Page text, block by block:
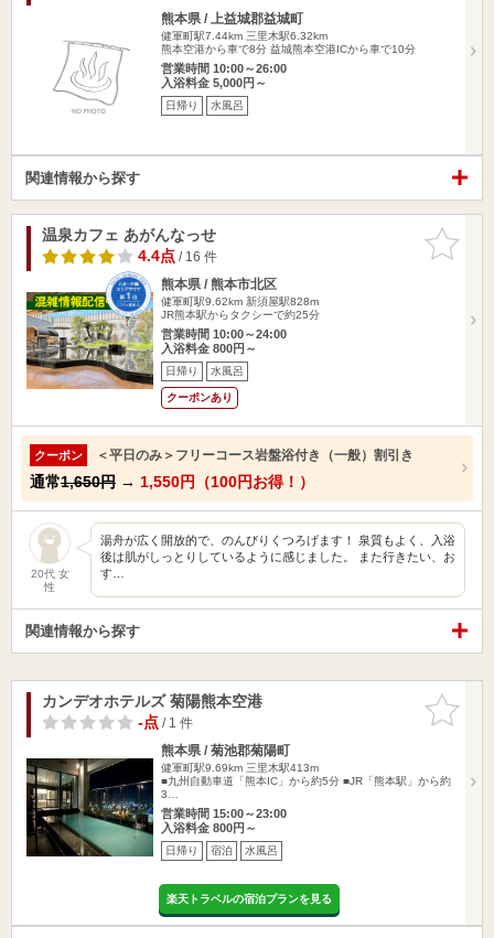
熊本県 / 上益城郡益城町
健軍町駅7.44km 三里木駅6.32km
熊本空港から車で8分 益城熊本空港ICから車で10分
営業時間 10:00～26:00
入浴料金 5,000円～
日帰り 水風呂
関連情報から探す
お気に入
りに追加
温泉カフェ あがんなっせ
4.4点/ 16 件
熊本県 / 熊本市北区
健軍町駅9.62km 新須屋駅828m
JR熊本駅からタクシーで約25分
営業時間 10:00～24:00
入浴料金 800円～
日帰り 水風呂
クーポンあり
クーポン ＜平日のみ＞フリーコース岩盤浴付き（一般）割引き
通常1,650円 → 1,550円（100円お得！）
20代 女
性
湯舟が広く開放的で、のんびりくつろげます！ 泉質もよく、入浴
後は肌がしっとりしているように感じました。 また行きたい、お
す…
関連情報から探す
お気に入
りに追加
カンデオホテルズ 菊陽熊本空港
-点/ 1 件
熊本県 / 菊池郡菊陽町
健軍町駅9.69km 三里木駅413m
■九州自動車道「熊本IC」から約5分 ■JR「熊本駅」から約
3…
営業時間 15:00～23:00
入浴料金 800円～
日帰り 宿泊 水風呂
楽天トラベルの宿泊プランを見る